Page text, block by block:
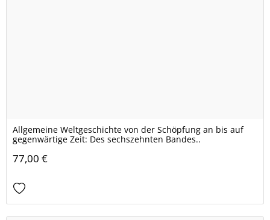
Allgemeine Weltgeschichte von der Schöpfung an bis auf
gegenwärtige Zeit: Des sechszehnten Bandes..
77,00 €